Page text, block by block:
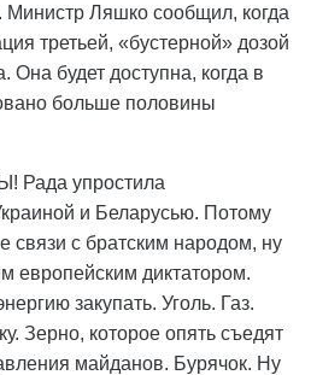
Ляшко сообщил, когда
третьей, «бустерной» дозой
Она будет доступна, когда в
больше половины
упростила
и Беларусью. Потому
связи с братским народом, ну
европейским диктатором.
закупать. Уголь. Газ.
Зерно, которое опять съедят
майданов. Бурячок. Ну